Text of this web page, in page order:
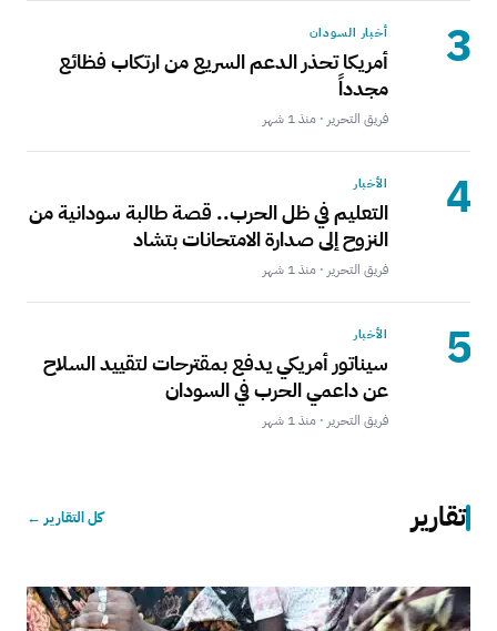
3 أخبار السودان
أمريكا تحذر الدعم السريع من ارتكاب فظائع
مجدداً
فريق التحرير · منذ 1 شهر
4 الأخبار
التعليم في ظل الحرب.. قصة طالبة سودانية من
النزوح إلى صدارة الامتحانات بتشاد
فريق التحرير · منذ 1 شهر
5 الأخبار
سيناتور أمريكي يدفع بمقترحات لتقييد السلاح
عن داعمي الحرب في السودان
فريق التحرير · منذ 1 شهر
تقارير كل التقارير ←